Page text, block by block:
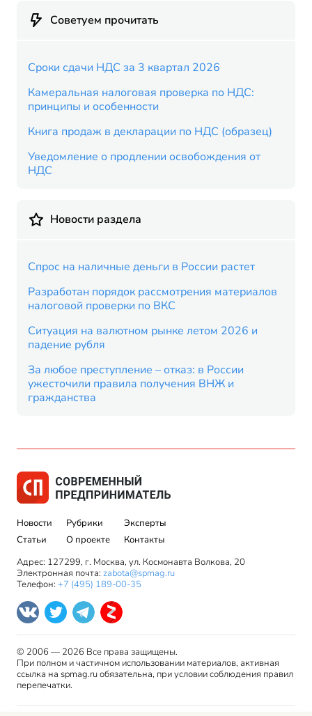
Советуем прочитать
Сроки сдачи НДС за 3 квартал 2026
Камеральная налоговая проверка по НДС:
принципы и особенности
Книга продаж в декларации по НДС (образец)
Уведомление о продлении освобождения от
НДС
Новости раздела
Спрос на наличные деньги в России растет
Разработан порядок рассмотрения материалов
налоговой проверки по ВКС
Ситуация на валютном рынке летом 2026 и
падение рубля
За любое преступление – отказ: в России
ужесточили правила получения ВНЖ и
гражданства
Новости
Статьи
Рубрики
О проекте
Эксперты
Контакты
Адрес: 127299, г. Москва, ул. Космонавта Волкова, 20
Электронная почта: zabota@spmag.ru
Телефон: +7 (495) 189-00-35
© 2006 — 2026 Все права защищены.
При полном и частичном использовании материалов, активная
ссылка на spmag.ru обязательна, при условии соблюдения правил
перепечатки.